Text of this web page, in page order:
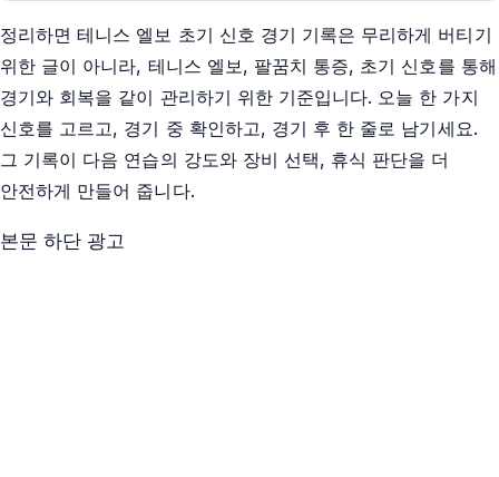
정리하면 테니스 엘보 초기 신호 경기 기록은 무리하게 버티기
위한 글이 아니라, 테니스 엘보, 팔꿈치 통증, 초기 신호를 통해
경기와 회복을 같이 관리하기 위한 기준입니다. 오늘 한 가지
신호를 고르고, 경기 중 확인하고, 경기 후 한 줄로 남기세요.
그 기록이 다음 연습의 강도와 장비 선택, 휴식 판단을 더
안전하게 만들어 줍니다.
본문 하단 광고